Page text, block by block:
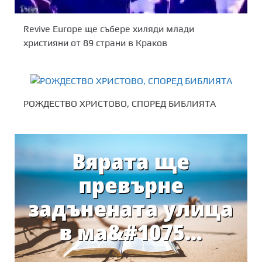
Revive Europe ще събере хиляди млади
християни от 89 страни в Краков
РОЖДЕСТВО ХРИСТОВО, СПОРЕД БИБЛИЯТА